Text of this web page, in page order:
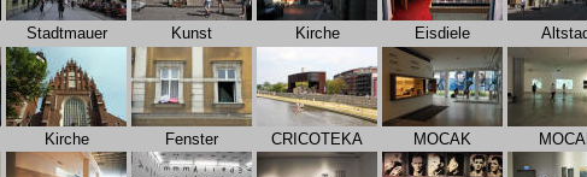
Stadtmauer Kunst Kirche Eisdiele
Kirche Fenster CRICOTEKA MOCAK